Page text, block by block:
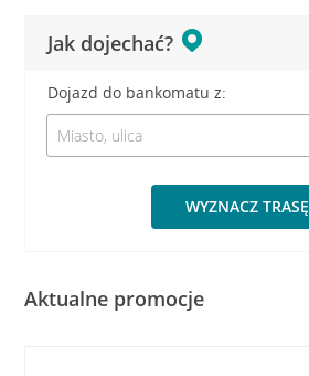
Jak dojechać?
Dojazd do bankomatu z:
WYZNACZ TRASĘ
Aktualne promocje